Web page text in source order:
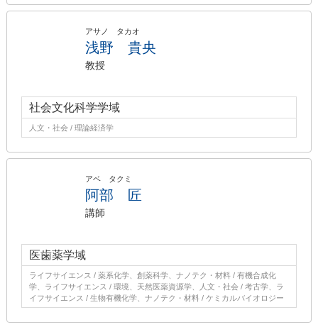
アサノ タカオ
浅野 貴央
教授
社会文化科学学域
人文・社会 / 理論経済学
アベ タクミ
阿部 匠
講師
医歯薬学域
ライフサイエンス / 薬系化学、創薬科学、ナノテク・材料 / 有機合成化
学、ライフサイエンス / 環境、天然医薬資源学、人文・社会 / 考古学、ラ
イフサイエンス / 生物有機化学、ナノテク・材料 / ケミカルバイオロジー